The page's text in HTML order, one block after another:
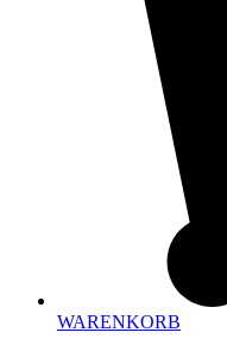
WARENKORB